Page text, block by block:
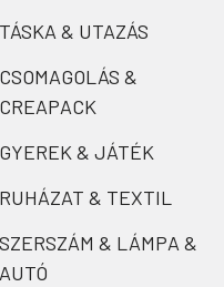
TÁSKA & UTAZÁS
CSOMAGOLÁS &
CREAPACK
GYEREK & JÁTÉK
RUHÁZAT & TEXTIL
SZERSZÁM & LÁMPA &
AUTÓ